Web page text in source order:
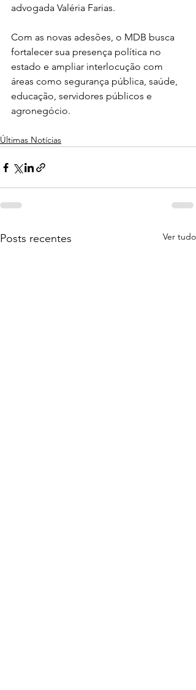
advogada Valéria Farias.
Com as novas adesões, o MDB busca
fortalecer sua presença política no
estado e ampliar interlocução com
áreas como segurança pública, saúde,
educação, servidores públicos e
agronegócio.
Últimas Notícias
Posts recentes Ver tudo